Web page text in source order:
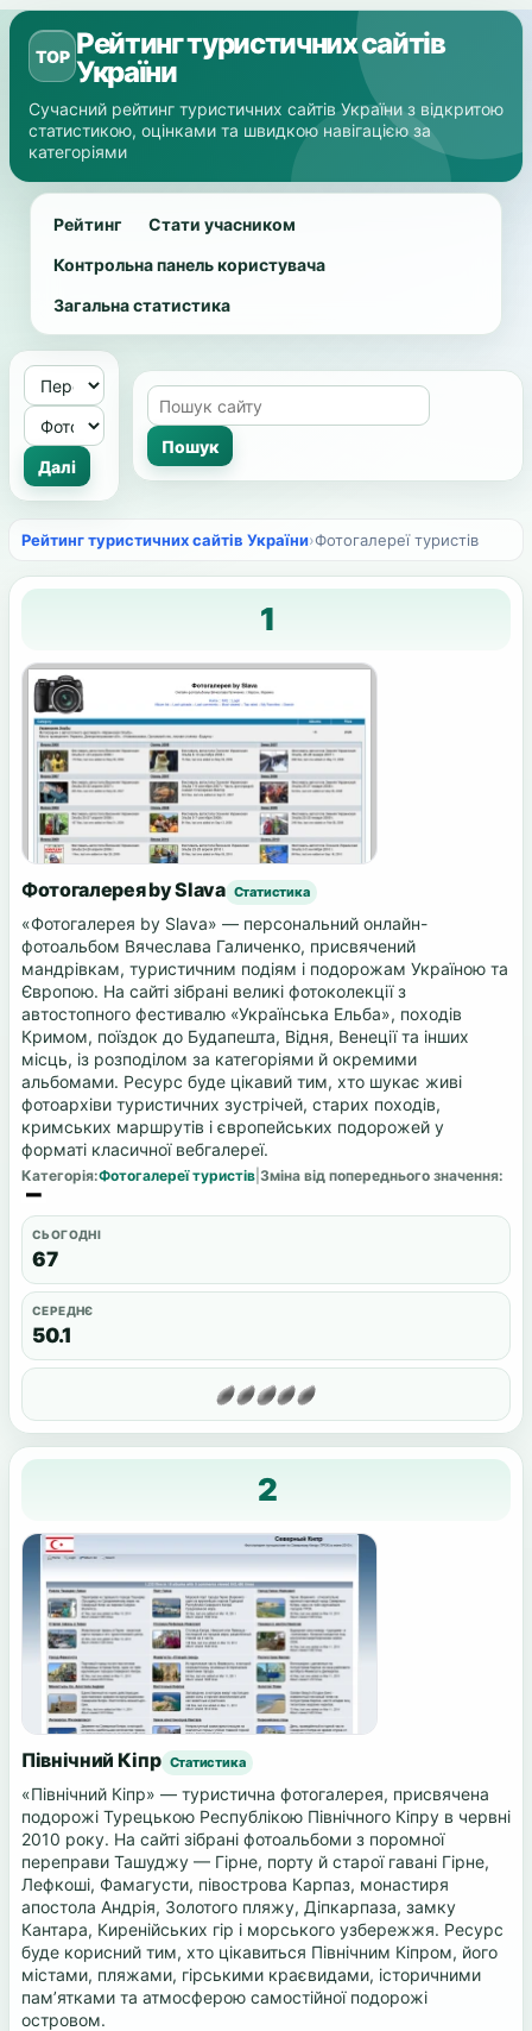
TOP Рейтинг туристичних сайтів
України
Сучасний рейтинг туристичних сайтів України з відкритою
статистикою, оцінками та швидкою навігацією за
категоріями
Рейтинг
Стати учасником
Контрольна панель користувача
Загальна статистика
Рейтинг туристичних сайтів України›Фотогалереї туристів
1
Фотогалерея by Slava Статистика
«Фотогалерея by Slava» — персональний онлайн-
фотоальбом Вячеслава Галиченкo, присвячений
мандрівкам, туристичним подіям і подорожам Україною та
Європою. На сайті зібрані великі фотоколекції з
автостопного фестивалю «Українська Ельба», походів
Кримом, поїздок до Будапешта, Відня, Венеції та інших
місць, із розподілом за категоріями й окремими
альбомами. Ресурс буде цікавий тим, хто шукає живі
фотоархіви туристичних зустрічей, старих походів,
кримських маршрутів і європейських подорожей у
форматі класичної вебгалереї.
Категорія:Фотогалереї туристів Зміна від попереднього значення:
СЬОГОДНІ
67
СЕРЕДНЄ
50.1
2
Північний Кіпр Статистика
«Північний Кіпр» — туристична фотогалерея, присвячена
подорожі Турецькою Республікою Північного Кіпру в червні
2010 року. На сайті зібрані фотоальбоми з поромної
переправи Ташуджу — Гірне, порту й старої гавані Гірне,
Лефкоші, Фамагусти, півострова Карпаз, монастиря
апостола Андрія, Золотого пляжу, Діпкарпаза, замку
Кантара, Киренійських гір і морського узбережжя. Ресурс
буде корисний тим, хто цікавиться Північним Кіпром, його
містами, пляжами, гірськими краєвидами, історичними
пам’ятками та атмосферою самостійної подорожі
островом.